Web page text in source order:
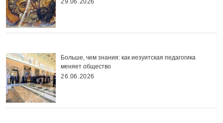
Больше, чем знания: как иезуитская педагогика
меняет общество
26.06.2026